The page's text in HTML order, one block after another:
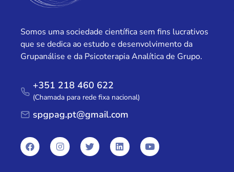
Somos uma sociedade científica sem fins lucrativos
que se dedica ao estudo e desenvolvimento da
Grupanálise e da Psicoterapia Analítica de Grupo.
+351 218 460 622
(Chamada para rede fixa nacional)
spgpag.pt@gmail.com